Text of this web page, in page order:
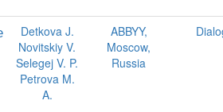
Detkova J.
Novitskiy V.
Selegej V. P.
Petrova M.
A.
ABBYY,
Moscow,
Russia